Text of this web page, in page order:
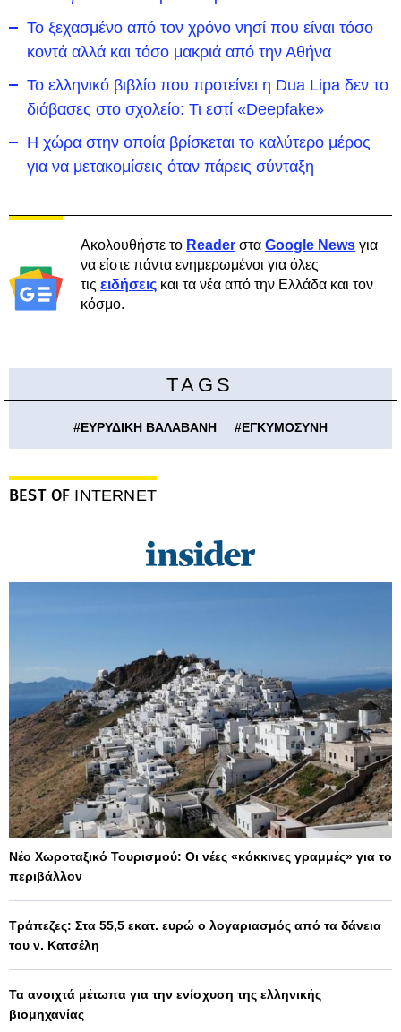
To ξεχασμένο από τον χρόνο νησί που είναι τόσο
κοντά αλλά και τόσο μακριά από την Αθήνα
Το ελληνικό βιβλίο που προτείνει η Dua Lipa δεν το
διάβασες στο σχολείο: Τι εστί «Deepfake»
Η χώρα στην οποία βρίσκεται το καλύτερο μέρος
για να μετακομίσεις όταν πάρεις σύνταξη
Ακολουθήστε το Reader στα Google News για
να είστε πάντα ενημερωμένοι για όλες
τις ειδήσεις και τα νέα από την Ελλάδα και τον
κόσμο.
TAGS
#ΕΥΡΥΔΙΚΗ ΒΑΛΑΒΑΝΗ #ΕΓΚΥΜΟΣΥΝΗ
BEST OF INTERNET
Νέο Χωροταξικό Τουρισμού: Οι νέες «κόκκινες γραμμές» για το
περιβάλλον
Τράπεζες: Στα 55,5 εκατ. ευρώ ο λογαριασμός από τα δάνεια
του ν. Κατσέλη
Τα ανοιχτά μέτωπα για την ενίσχυση της ελληνικής
βιομηχανίας